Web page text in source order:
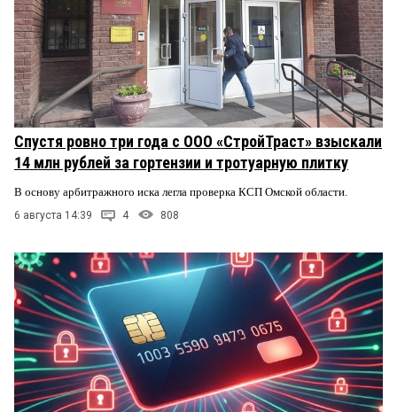
Спустя ровно три года с ООО «СтройТраст» взыскали
14 млн рублей за гортензии и тротуарную плитку
В основу арбитражного иска легла проверка КСП Омской области.
6 августа 14:39 4 808